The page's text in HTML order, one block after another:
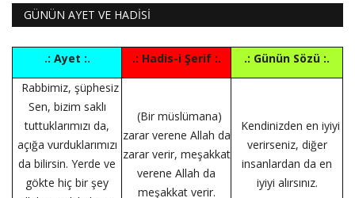
GÜNÜN AYET VE HADİSİ
.: Ayet :. .: Hadis-i Şerif :.
.: Günün Sözü :.
Rabbimiz, şüphesiz
Sen, bizim saklı
tuttuklarımızı da,
açığa vurduklarımızı
da bilirsin. Yerde ve
gökte hiç bir şey
(Bir müslümana)
zarar verene Allah da
zarar verir, meşakkat
verene Allah da
meşakkat verir.
Kendinizden en iyiyi
verirseniz, diğer
insanlardan da en
iyiyi alırsınız.